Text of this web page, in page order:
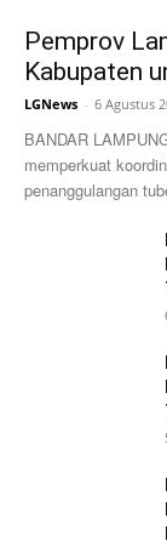
Pemprov
Kabupaten
LGNews - 6 Agustus
BANDAR
memperkuat
penanggulangan